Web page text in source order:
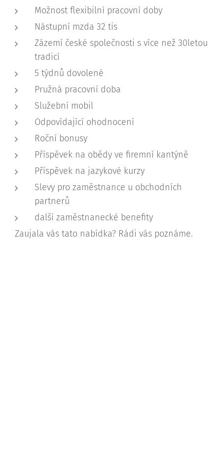
Možnost flexibilní pracovní doby
Nástupní mzda 32 tis
Zázemí české společnosti s více než 30letou
tradicí
5 týdnů dovolené
Pružná pracovní doba
Služební mobil
Odpovídající ohodnocení
Roční bonusy
Příspěvek na obědy ve firemní kantýně
Příspěvek na jazykové kurzy
Slevy pro zaměstnance u obchodních
partnerů
další zaměstnanecké benefity
Zaujala vás tato nabídka? Rádi vás poznáme.